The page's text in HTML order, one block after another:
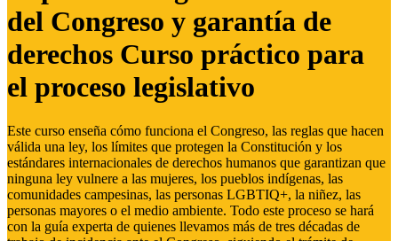
del Congreso y garantía de
derechos Curso práctico para
el proceso legislativo
Este curso enseña cómo funciona el Congreso, las reglas que hacen
válida una ley, los límites que protegen la Constitución y los
estándares internacionales de derechos humanos que garantizan que
ninguna ley vulnere a las mujeres, los pueblos indígenas, las
comunidades campesinas, las personas LGBTIQ+, la niñez, las
personas mayores o el medio ambiente. Todo este proceso se hará
con la guía experta de quienes llevamos más de tres décadas de